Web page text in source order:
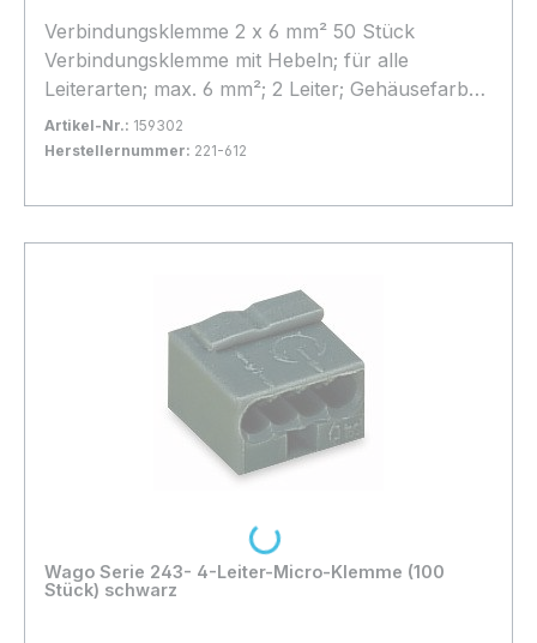
Verbindungsklemme 2 x 6 mm² 50 Stück
Verbindungsklemme mit Hebeln; für alle
Leiterarten; max. 6 mm²; 2 Leiter; Gehäusefarbe
transparent; Umgebungstemperatur max. 85 °C
(T85); 6,00 mm²; transparent
Artikel-Nr.: 159302
Herstellernummer: 221-612
In den Warenkorb
Wago Serie 243- 4-Leiter-Micro-Klemme (100
Stück) schwarz
Loading...